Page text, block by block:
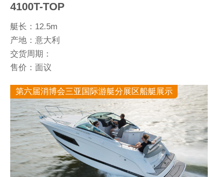
4100T-TOP
艇长：12.5m
产地：意大利
交货周期：
售价：面议
第六届消博会三亚国际游艇分展区船艇展示